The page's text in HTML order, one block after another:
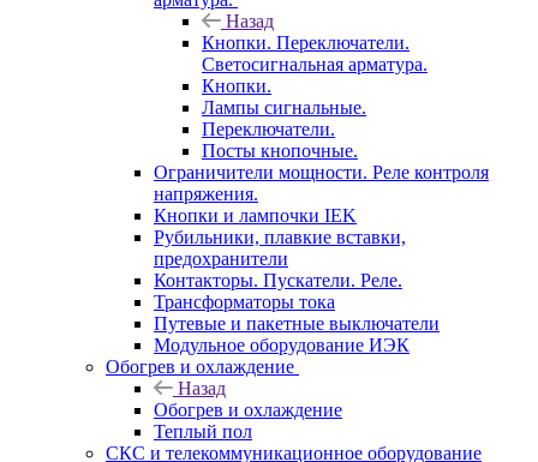
Назад
Кнопки. Переключатели.
Светосигнальная арматура.
Кнопки.
Лампы сигнальные.
Переключатели.
Посты кнопочные.
Ограничители мощности. Реле контроля
напряжения.
Кнопки и лампочки IEK
Рубильники, плавкие вставки,
предохранители
Контакторы. Пускатели. Реле.
Трансформаторы тока
Путевые и пакетные выключатели
Модульное оборудование ИЭК
Обогрев и охлаждение
Назад
Обогрев и охлаждение
Теплый пол
СКС и телекоммуникационное оборудование